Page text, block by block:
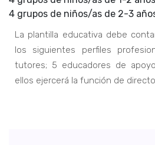
4 grupos de niños/as de 2-3
La plantilla educativa debe
los siguientes perfiles
tutores; 5 educadores de
ellos ejercerá la función de